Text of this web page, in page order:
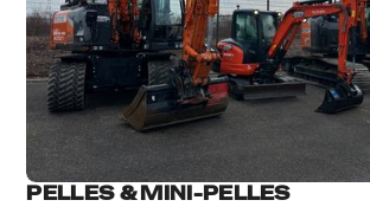
PELLES & MINI-PELLES